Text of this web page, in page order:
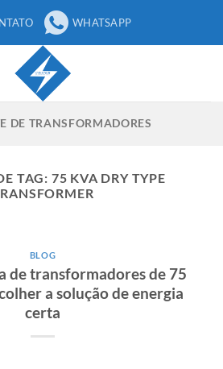
WHATSAPP
DE TRANSFORMADORES
TAG: 75 KVA DRY TYPE
BLOG
de transformadores de 75
a solução de energia
certa